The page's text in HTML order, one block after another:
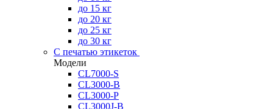
до 15 кг
до 20 кг
до 25 кг
до 30 кг
С печатью этикеток
Модели
CL7000-S
CL3000-B
CL3000-P
CL3000J-B